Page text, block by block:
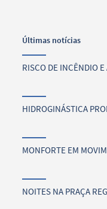
Últimas notícias
RISCO DE INCÊNDIO
HIDROGINÁSTICA
MONFORTE EM
NOITES NA PRAÇA